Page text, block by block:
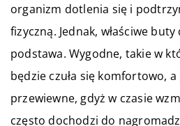
organizm dotlenia się i
fizyczną. Jednak, właściwe
podstawa. Wygodne, takie w
będzie czuła się komfortowo,
przewiewne, gdyż w czasie
często dochodzi do